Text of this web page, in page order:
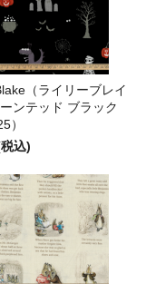
（ライリーブレイ
ンテッド ブラック
）
込)